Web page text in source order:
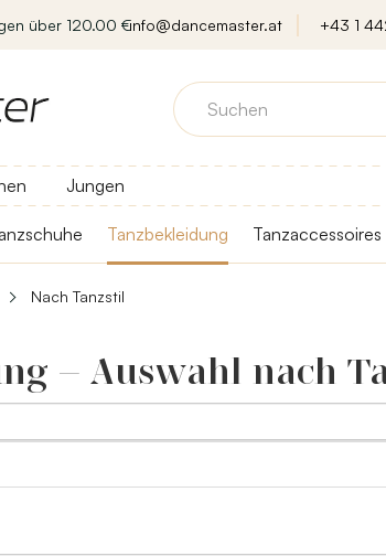
über 120.00 €info@dancemaster.at +43 1
Jungen
Tanzbekleidung Tanzaccessoires
Nach Tanzstil
– Auswahl nach